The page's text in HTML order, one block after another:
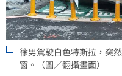
徐男駕駛白色特斯拉，突
窗。（圖／翻攝畫面）